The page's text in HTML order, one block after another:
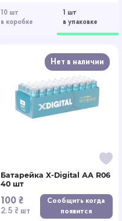
10 шт
в коробке
1 шт
в упаковке
Нет в наличии
Батарейка X-Digital АА R06
40 шт
100 ₴
2.5 ₴ шт
Сообщить когда
появится